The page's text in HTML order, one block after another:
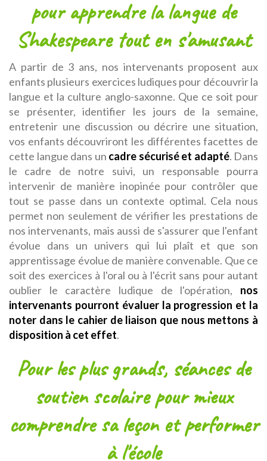
pour apprendre la langue de
Shakespeare tout en s'amusant
A partir de 3 ans, nos intervenants proposent aux
enfants plusieurs exercices ludiques pour découvrir la
langue et la culture anglo-saxonne. Que ce soit pour
se présenter, identifier les jours de la semaine,
entretenir une discussion ou décrire une situation,
vos enfants découvriront les différentes facettes de
cette langue dans un cadre sécurisé et adapté. Dans
le cadre de notre suivi, un responsable pourra
intervenir de manière inopinée pour contrôler que
tout se passe dans un contexte optimal. Cela nous
permet non seulement de vérifier les prestations de
nos intervenants, mais aussi de s'assurer que l'enfant
évolue dans un univers qui lui plaît et que son
apprentissage évolue de manière convenable. Que ce
soit des exercices à l'oral ou à l'écrit sans pour autant
oublier le caractère ludique de l'opération, nos
intervenants pourront évaluer la progression et la
noter dans le cahier de liaison que nous mettons à
disposition à cet effet.
Pour les plus grands, séances de
soutien scolaire pour mieux
comprendre sa leçon et performer
à l'école